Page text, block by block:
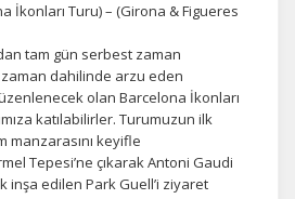
bilgilendirmemizi,çerez kullanımve
HER ZAMAN AKTIF
ve temel site işlevleri için
olmadan site düzgün çalışmaz ve
İkonları Turu) – (Girona & Figueres
tam gün serbest zaman
dahilinde arzu eden
olan Barcelona İkonları
katılabilirler. Turumuzun ilk
manzarasını keyifle
Tepesi’ne çıkarak Antoni Gaudi
inşa edilen Park Guell’i ziyaret